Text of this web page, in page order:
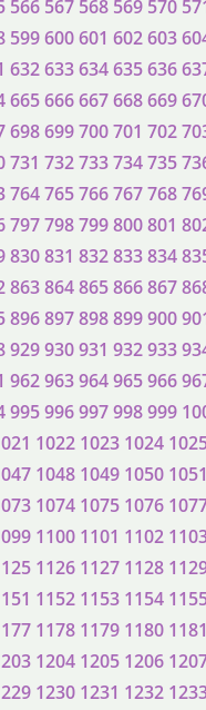
566 567 568 569 570
599600601 602603
632633634635636
665666667668669
698699700701 702
731 732733734735
764765766767768
797798799800801
830831 832833834
863864865866867
896897898899900
929930931 932933
962963964965966
995996997998999
1022 1023 1024
1048 1049 1050 1051
1074 1075 1076
1100 1101 1102
1126 1127 1128
1152 1153 1154
1178 1179 1180 1181
1204 1205 1206
1230 1231 1232